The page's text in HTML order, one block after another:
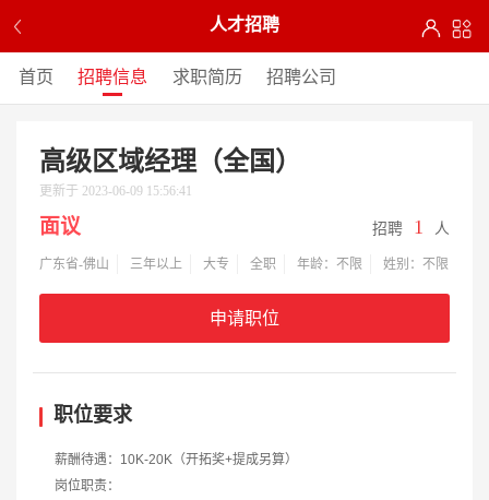
人才招聘
首页 招聘信息 求职简历 招聘公司
高级区域经理（全国）
更新于 2023-06-09 15:56:41
面议 招聘 1 人
广东省-佛山 三年以上 大专 全职 年龄：不限 姓别：不限
申请职位
职位要求
薪酬待遇：10K-20K（开拓奖+提成另算）
岗位职责：